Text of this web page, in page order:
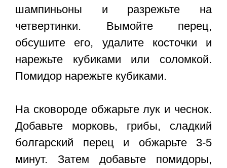
шампиньоны и разрежьте на
четвертинки. Вымойте перец,
обсушите его, удалите косточки и
нарежьте кубиками или соломкой.
Помидор нарежьте кубиками.
На сковороде обжарьте лук и чеснок.
Добавьте морковь, грибы, сладкий
болгарский перец и обжарьте 3-5
минут. Затем добавьте помидоры,